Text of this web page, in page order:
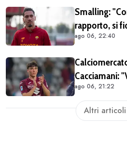
Smalling:
rapporto, si
mi criticò? Mi
avevo
antidolorifici"
ago 06, 22:40
Cacciamani:
i club sulla
giocatore
ago 06, 21:22
Altri articoli